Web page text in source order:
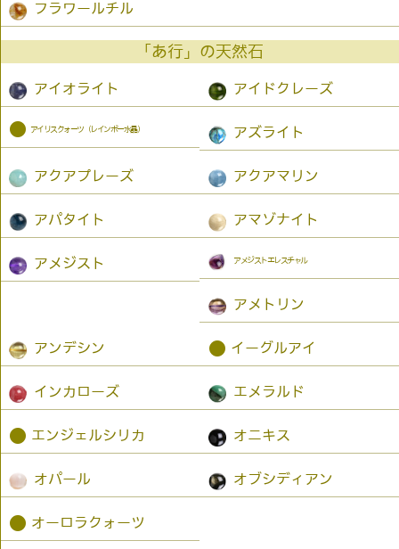
フラワールチル
「あ行」の天然石
アイオライト アイドクレーズ
● アイリスクォーツ（レインボー水晶） アズライト
アクアプレーズ アクアマリン
アパタイト アマゾナイト
アメジスト アメジストエレスチャル
アメトリン
アンデシン ● イーグルアイ
インカローズ エメラルド
● エンジェルシリカ オニキス
オパール オブシディアン
● オーロラクォーツ